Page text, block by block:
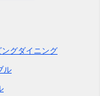
グダイニング
ル